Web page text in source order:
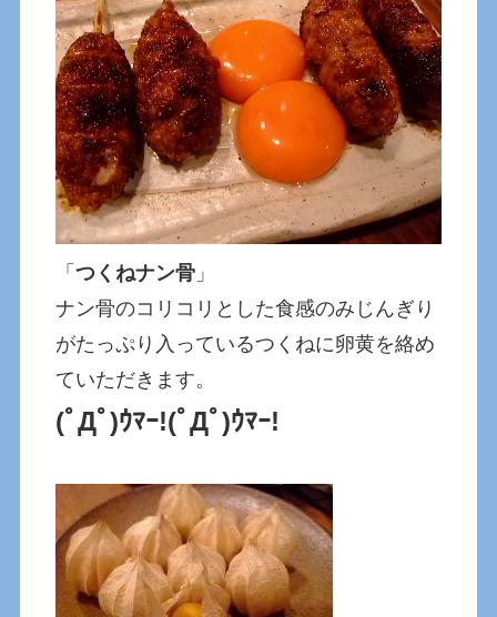
「つくねナン骨 」
ナン骨のコリコリとした食感のみじんぎり
がたっぷり入っているつくねに卵黄を絡め
ていただきます。
(ﾟДﾟ)ｳﾏｰ!(ﾟДﾟ)ｳﾏｰ!